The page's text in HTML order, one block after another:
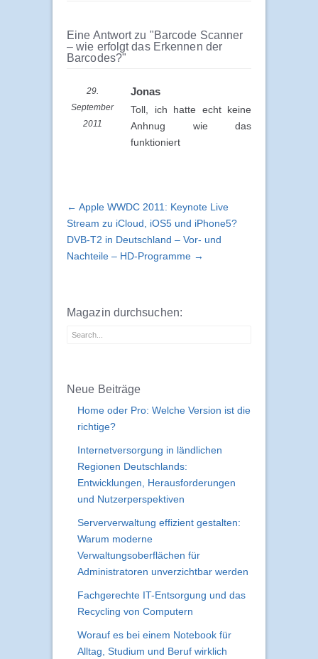
Eine Antwort zu "Barcode Scanner
– wie erfolgt das Erkennen der
Barcodes?"
29.
September
2011
Jonas
Toll, ich hatte echt keine
Anhnug wie das
funktioniert
← Apple WWDC 2011: Keynote Live
Stream zu iCloud, iOS5 und iPhone5?
DVB-T2 in Deutschland – Vor- und
Nachteile – HD-Programme →
Magazin durchsuchen:
Neue Beiträge
Home oder Pro: Welche Version ist die
richtige?
Internetversorgung in ländlichen
Regionen Deutschlands:
Entwicklungen, Herausforderungen
und Nutzerperspektiven
Serververwaltung effizient gestalten:
Warum moderne
Verwaltungsoberflächen für
Administratoren unverzichtbar werden
Fachgerechte IT-Entsorgung und das
Recycling von Computern
Worauf es bei einem Notebook für
Alltag, Studium und Beruf wirklich